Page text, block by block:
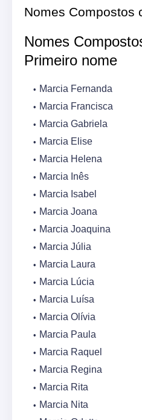
Nomes Compostos
Nomes
Primeiro nome
Marcia Fernanda
Marcia Francisca
Marcia Gabriela
Marcia Elise
Marcia Helena
Marcia Inês
Marcia Isabel
Marcia Joana
Marcia Joaquina
Marcia Júlia
Marcia Laura
Marcia Lúcia
Marcia Luísa
Marcia Olívia
Marcia Paula
Marcia Raquel
Marcia Regina
Marcia Rita
Marcia Nita